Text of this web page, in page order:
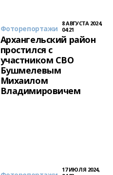
Фоторепортажи
8 АВГУСТА 2024,
04:21
Архангельский район
простился с
участником СВО
Бушмелевым
Михаилом
Владимировичем
17 ИЮЛЯ 2024,